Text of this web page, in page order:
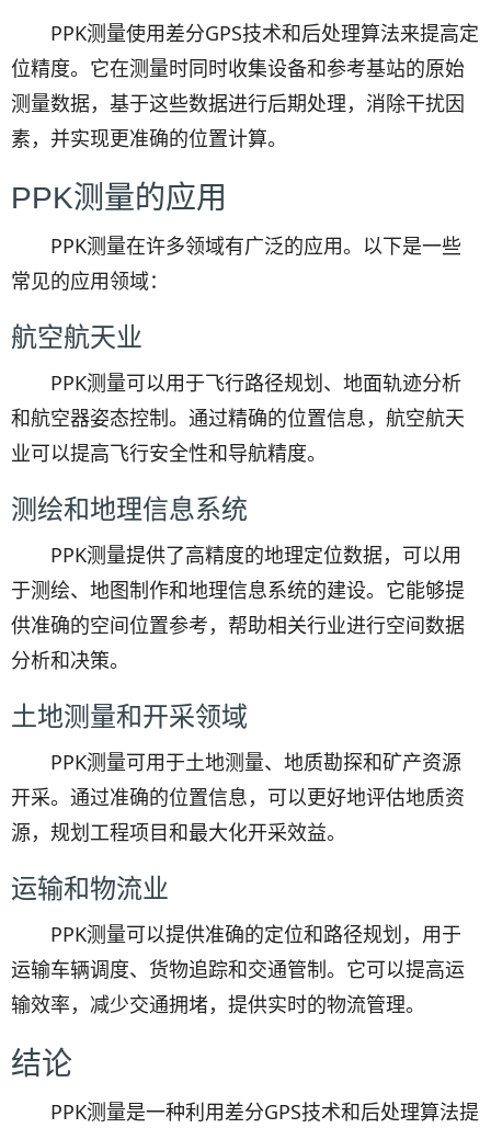
PPK测量使用差分GPS技术和后处理算法来提高定
位精度。它在测量时同时收集设备和参考基站的原始
测量数据，基于这些数据进行后期处理，消除干扰因
素，并实现更准确的位置计算。
PPK测量的应用
PPK测量在许多领域有广泛的应用。以下是一些
常见的应用领域：
航空航天业
PPK测量可以用于飞行路径规划、地面轨迹分析
和航空器姿态控制。通过精确的位置信息，航空航天
业可以提高飞行安全性和导航精度。
测绘和地理信息系统
PPK测量提供了高精度的地理定位数据，可以用
于测绘、地图制作和地理信息系统的建设。它能够提
供准确的空间位置参考，帮助相关行业进行空间数据
分析和决策。
土地测量和开采领域
PPK测量可用于土地测量、地质勘探和矿产资源
开采。通过准确的位置信息，可以更好地评估地质资
源，规划工程项目和最大化开采效益。
运输和物流业
PPK测量可以提供准确的定位和路径规划，用于
运输车辆调度、货物追踪和交通管制。它可以提高运
输效率，减少交通拥堵，提供实时的物流管理。
结论
PPK测量是一种利用差分GPS技术和后处理算法提